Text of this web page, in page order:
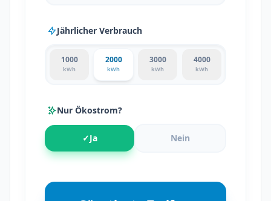
Jährlicher Verbrauch
1000
kWh
2000
kWh
3000
kWh
4000
kWh
Nur Ökostrom?
✓Ja Nein